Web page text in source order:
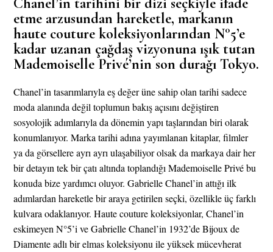
etme arzusundan hareketle, markanın
haute couture koleksiyonlarından N°5’e
kadar uzanan çağdaş vizyonuna ışık tutan
Mademoiselle Privé’nin son durağı Tokyo.
Chanel’in tasarımlarıyla eş değer üne sahip olan tarihi sadece
moda alanında değil toplumun bakış açısını değiştiren
sosyolojik adımlarıyla da dönemin yapı taşlarından biri olarak
konumlanıyor. Marka tarihi adına yayımlanan kitaplar, filmler
ya da görsellere ayrı ayrı ulaşabiliyor olsak da markaya dair her
bir detayın tek bir çatı altında toplandığı Mademoiselle Privé bu
konuda bize yardımcı oluyor. Gabrielle Chanel’in attığı ilk
adımlardan hareketle bir araya getirilen seçki, özellikle üç farklı
kulvara odaklanıyor. Haute couture koleksiyonlar, Chanel’in
eskimeyen N°5’i ve Gabrielle Chanel’in 1932’de Bijoux de
Diamente adlı bir elmas koleksiyonu ile yüksek mücevherat